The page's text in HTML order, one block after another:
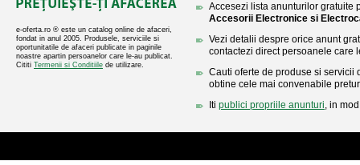
e-oferta.ro ® este un catalog online de afaceri,
fondat in anul 2005. Produsele, serviciile si
oportunitatile de afaceri publicate in paginile
noastre apartin persoanelor care le-au publicat.
Cititi Termenii si Conditiile de utilizare.
Accesezi lista anunturilor gratuite
Accesorii Electronice si
Vezi detalii despre orice anunt
contactezi direct persoanele care
Cauti oferte de produse si servicii
obtine cele mai convenabile
Iti publici propriile anunturi, in